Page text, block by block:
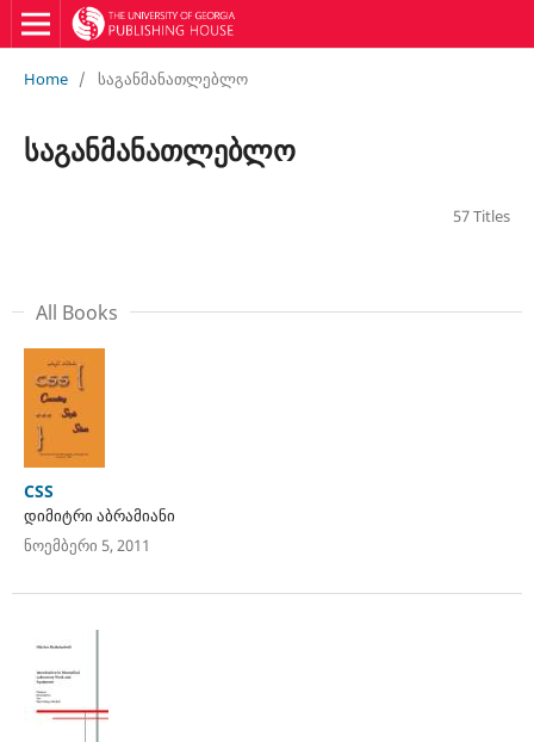
Home / საგანმანათლებლო
საგანმანათლებლო
57 Titles
All Books
CSS
დიმიტრი აბრამიანი
ნოემბერი 5, 2011